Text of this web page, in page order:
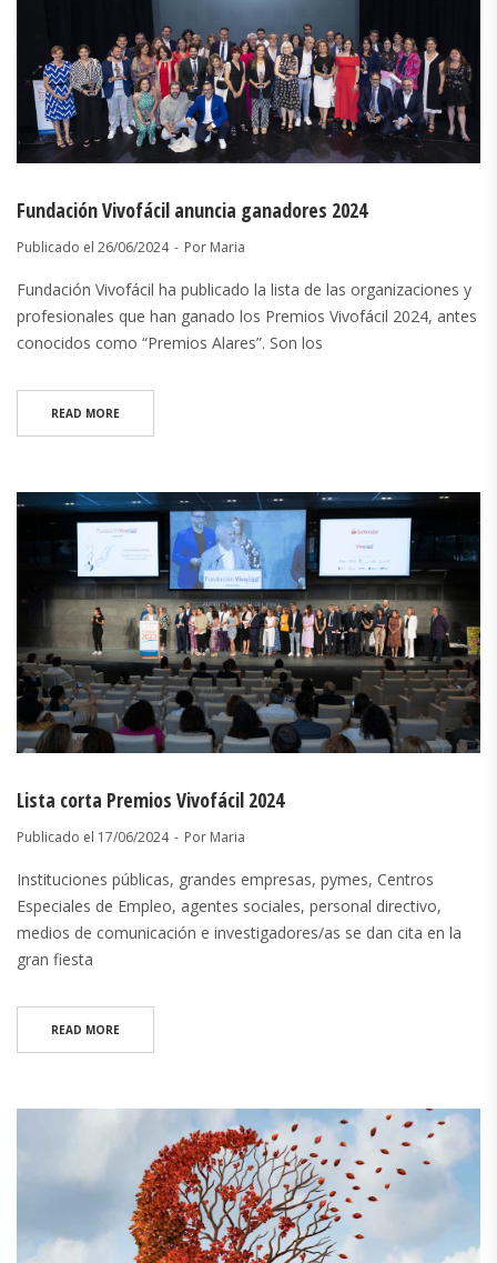
Fundación Vivofácil anuncia ganadores 2024
Publicado el 26/06/2024 Por Maria
Fundación Vivofácil ha publicado la lista de las organizaciones y
profesionales que han ganado los Premios Vivofácil 2024, antes
conocidos como “Premios Alares”. Son los
READ MORE
Lista corta Premios Vivofácil 2024
Publicado el 17/06/2024 Por Maria
Instituciones públicas, grandes empresas, pymes, Centros
Especiales de Empleo, agentes sociales, personal directivo,
medios de comunicación e investigadores/as se dan cita en la
gran fiesta
READ MORE